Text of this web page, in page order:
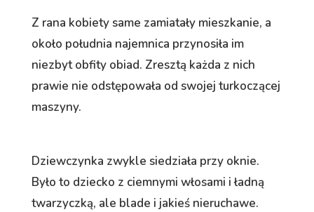
Z rana kobiety same zamiatały mieszkanie, a
około południa najemnica przynosiła im
niezbyt obfity obiad. Zresztą każda z nich
prawie nie odstępowała od swojej turkoczącej
maszyny.
Dziewczynka zwykle siedziała przy oknie.
Było to dziecko z ciemnymi włosami i ładną
twarzyczką, ale blade i jakieś nieruchawe.